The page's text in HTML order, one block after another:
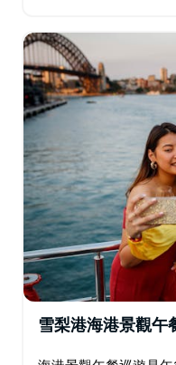
票，此外，您還可以
雪梨港海港景觀午